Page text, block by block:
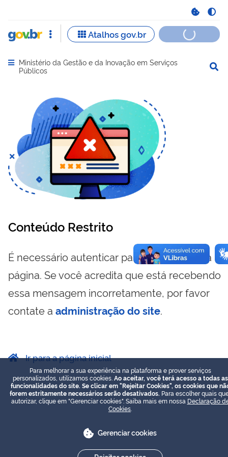
Abrir menu principal de navegação
Ministério da Gestão e da Inovação em Serviços
Públicos
Conteúdo Restrito
É necessário autenticar para visualizar essa
página. Se você acredita que está recebendo
essa mensagem incorretamente, por favor
contate a administração do site.
Ir para a página inicial
Para melhorar a sua experiência na plataforma e prover serviços
personalizados, utilizamos cookies. Ao aceitar, você terá acesso a todas as
funcionalidades do site. Se clicar em "Rejeitar Cookies", os cookies que
forem estritamente necessários serão desativados. Para escolher quais
autorizar, clique em "Gerenciar cookies". Saiba mais em nossa Declaração
Cookies
Gerenciar cookies